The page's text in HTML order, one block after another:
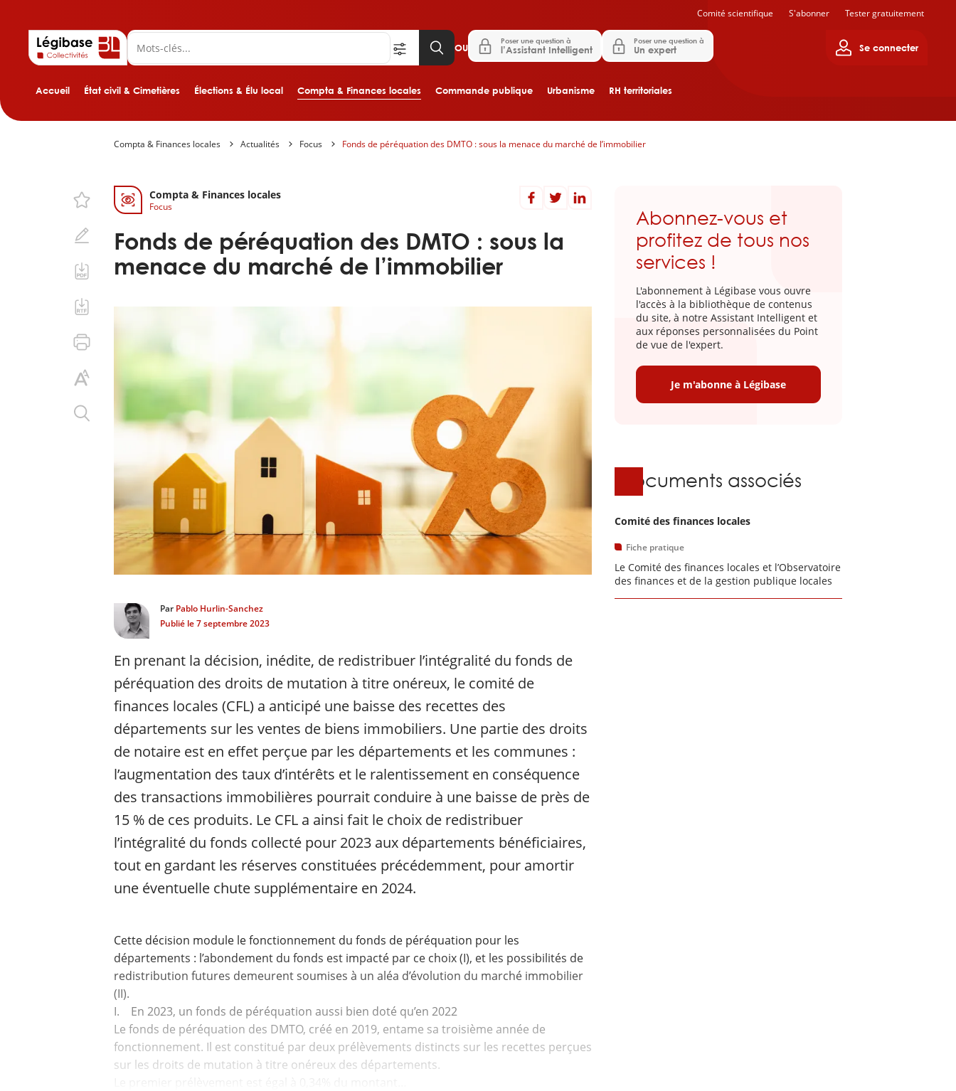
Aller au contenu principal
Accueil État civil & Cimetières Élections & Élu local Compta & Finances locales Commande publique Urbanisme RH territoriales
OU
Poser une question à
l’Assistant Intelligent
Poser une question à
Un expert Se connecter
Comité scientifique S'abonner Tester gratuitement
Compta & Finances locales Actualités Focus Fonds de péréquation des DMTO : sous la menace du marché de l’immobilier
Compta & Finances locales
Focus
Fonds de péréquation des DMTO : sous la
menace du marché de l’immobilier
Par Pablo Hurlin-Sanchez
Publié le7 septembre 2023
En prenant la décision, inédite, de redistribuer l’intégralité du fonds de
péréquation des droits de mutation à titre onéreux, le comité de
finances locales (CFL) a anticipé une baisse des recettes des
départements sur les ventes de biens immobiliers. Une partie des droits
de notaire est en effet perçue par les départements et les communes :
l’augmentation des taux d’intérêts et le ralentissement en conséquence
des transactions immobilières pourrait conduire à une baisse de près de
15 % de ces produits. Le CFL a ainsi fait le choix de redistribuer
l’intégralité du fonds collecté pour 2023 aux départements bénéficiaires,
tout en gardant les réserves constituées précédemment, pour amortir
une éventuelle chute supplémentaire en 2024.
Cette décision module le fonctionnement du fonds de péréquation pour les
départements : l’abondement du fonds est impacté par ce choix (I), et les possibilités de
redistribution futures demeurent soumises à un aléa d’évolution du marché immobilier
(II).
I. En 2023, un fonds de péréquation aussi bien doté qu’en 2022
Le fonds de péréquation des DMTO, créé en 2019, entame sa troisième année de
fonctionnement. Il est constitué par deux prélèvements distincts sur les recettes perçues
sur les droits de mutation à titre onéreux des départements.
Abonnez-vous et
profitez de tous nos
services !
L'abonnement à Légibase vous ouvre
l'accès à la bibliothèque de contenus
du site, à notre Assistant Intelligent et
aux réponses personnalisées du Point
de vue de l'expert.
Je m'abonne à Légibase
Documents associés
Comité des finances locales
Fiche pratique
Le Comité des finances locales et l’Observatoire
des finances et de la gestion publique locales